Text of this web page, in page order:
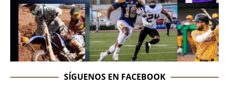
SÍGUENOS EN FACEBOOK